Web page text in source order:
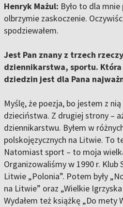
Henryk Mażul: Było to dla
olbrzymie zaskoczenie.
spodziewałem.
Jest Pan znany z trzech
dziennikarstwa, sportu.
dziedzin jest dla Pana
Myślę, że poezja, bo jestem z
dzieciństwa. Z drugiej strony –
dziennikarstwu. Byłem w
polskojęzycznych na Litwie. To
Natomiast sport – to moja
Organizowaliśmy w 1990 r.
Litwie „Polonia”. Potem były
na Litwie” oraz „Wielkie
Wydałem też książkę „Do mety